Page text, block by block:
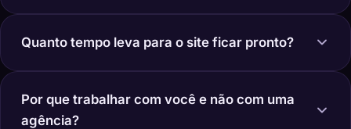
Quanto tempo leva para o site ficar pronto?
Por que trabalhar com você e não com uma
agência?